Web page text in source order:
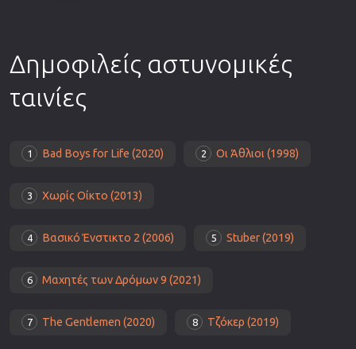
Δημοφιλείς αστυνομικές
ταινίες
1 Bad Boys for Life (2020) 2 Οι Άθλιοι (1998)
3 Χωρίς Οίκτο (2013)
4 Βασικό Ένστικτο 2 (2006) 5 Stuber (2019)
6 Μαχητές των Δρόμων 9 (2021)
7 The Gentlemen (2020) 8 Τζόκερ (2019)